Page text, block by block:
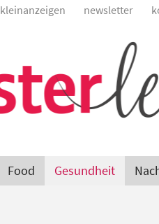
kleinanzeigen newsletter
Food Gesundheit